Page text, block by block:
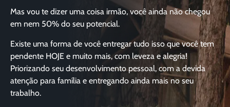
Mas vou te dizer uma coisa irmão, você ainda não chegou
em nem 50% do seu potencial.
Existe uma forma de você entregar tudo isso que você tem
pendente HOJE e muito mais, com leveza e alegria!
Priorizando seu desenvolvimento pessoal, com a devida
atenção para família e entregando ainda mais no seu
trabalho.